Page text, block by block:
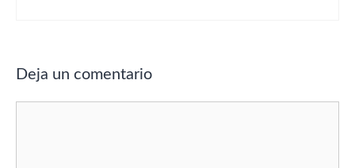
Deja un comentario